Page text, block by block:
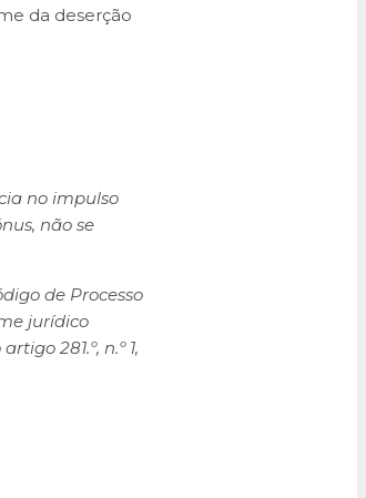
da deserção
no impulso
não se
de Processo
jurídico
281.º, n.º 1,